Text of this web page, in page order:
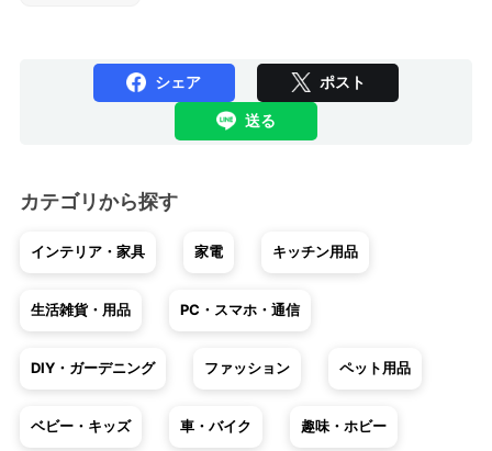
シェア ポスト
送る
カテゴリから探す
インテリア・家具 家電 キッチン用品
生活雑貨・用品 PC・スマホ・通信
DIY・ガーデニング ファッション ペット用品
ベビー・キッズ 車・バイク 趣味・ホビー